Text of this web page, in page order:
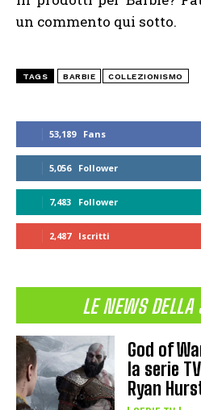
53,189 Fans
5,056 Follower
7,483 Follower
2,487 Iscritti
LE NEWS
God of
la serie
Ryan
un commento qui sotto.
TAGS BARBIE COLLEZIONISMO